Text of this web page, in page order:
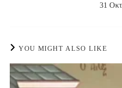
31
YOU MIGHT ALSO LIKE